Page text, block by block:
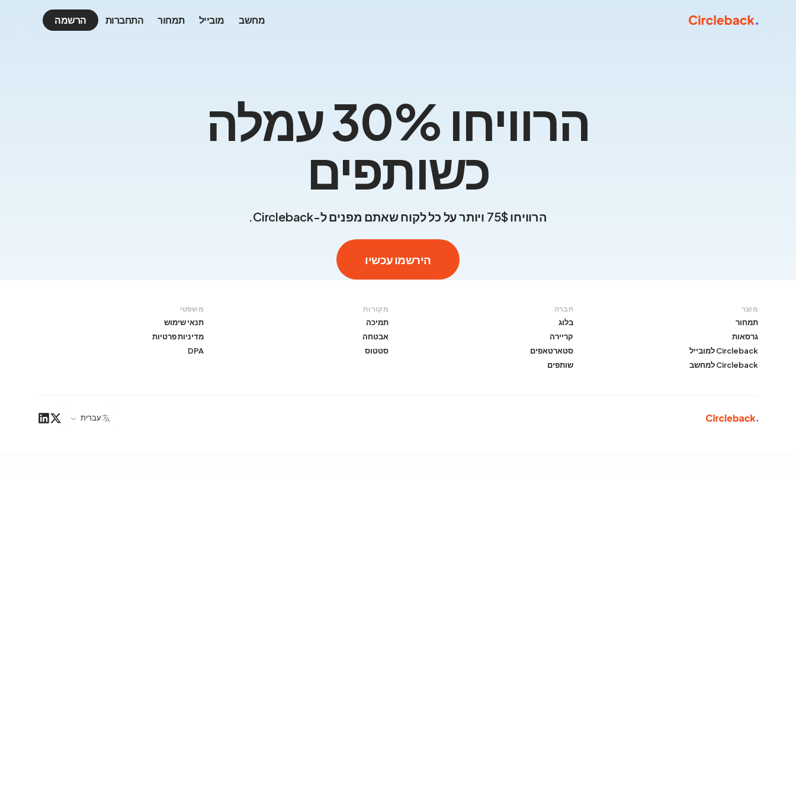
מחשב מובייל תמחור התחברות הרשמה
הרוויחו 30% עמלה
כשותפים
הרוויחו 75$ ויותר על כל לקוח שאתם מפנים ל-Circleback.
הירשמו עכשיו
מוצר
תמחור
גרסאות
Circleback למובייל
Circleback למחשב
חברה
בלוג
קריירה
סטארטאפים
שותפים
מקורות
תמיכה
אבטחה
סטטוס
משפטי
תנאי שימוש
מדיניות פרטיות
DPA
עברית